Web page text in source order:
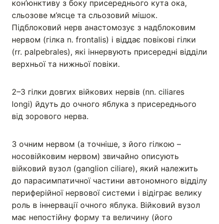
кон’юнктиву з боку присереднього кута ока,
сльозове м’ясце та сльозовий мішок.
Підблоковий нерв анастомозує з надблоковим
нервом (гілка n. frontalis) і віддає повікові гілки
(rr. palpebrales), які іннервують присередні відділи
верхньої та нижньої повіки.
2–3 гілки довгих війкових нервів (nn. ciliares
longi) йдуть до oчного яблука з присереднього
від зорового нерва.
З очним нервом (а точніше, з його гілкою –
носовійковим нервом) звичайно описують
війковий вузол (ganglion ciliare), який належить
до парасимпатичної частини автономного відділу
периферійної нервової системи і відіграє велику
роль в іннервації очного яблука. Війковий вузол
має непостійну форму та величину (його